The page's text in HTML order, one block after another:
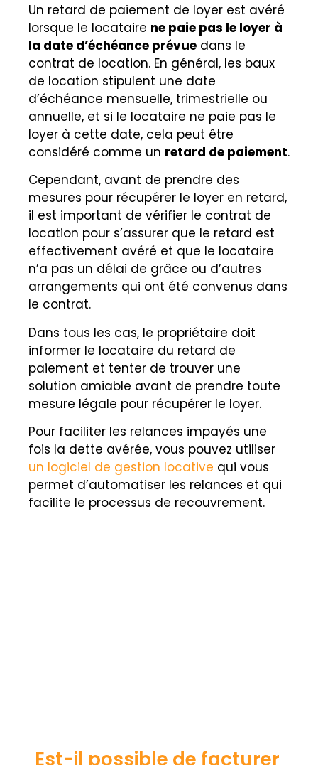
Un retard de paiement de loyer est avéré
lorsque le locataire ne paie pas le loyer à
la date d’échéance prévue dans le
contrat de location. En général, les baux
de location stipulent une date
d’échéance mensuelle, trimestrielle ou
annuelle, et si le locataire ne paie pas le
loyer à cette date, cela peut être
considéré comme un retard de paiement.
Cependant, avant de prendre des
mesures pour récupérer le loyer en retard,
il est important de vérifier le contrat de
location pour s’assurer que le retard est
effectivement avéré et que le locataire
n’a pas un délai de grâce ou d’autres
arrangements qui ont été convenus dans
le contrat.
Dans tous les cas, le propriétaire doit
informer le locataire du retard de
paiement et tenter de trouver une
solution amiable avant de prendre toute
mesure légale pour récupérer le loyer.
Pour faciliter les relances impayés une
fois la dette avérée, vous pouvez utiliser
un logiciel de gestion locative qui vous
permet d’automatiser les relances et qui
facilite le processus de recouvrement.
Est-il possible de facturer